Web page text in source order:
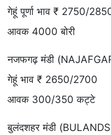
गेहूं पूर्णा भाव ₹ 2750/
आवक 4000 बोरी
नजफगढ़ मंडी
गेहूं भाव ₹ 2650/2700
आवक 300/350 कट्टे
बुलंदशहर मंडी